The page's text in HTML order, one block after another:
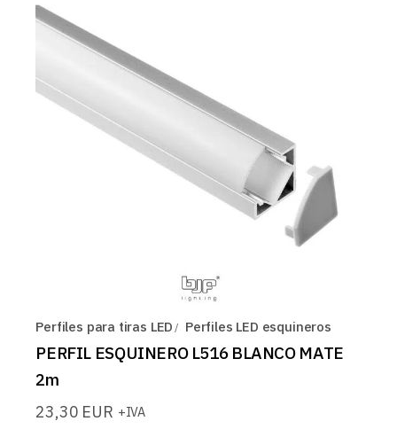
Perfiles para tiras LED Perfiles LED esquineros
PERFIL ESQUINERO L516 BLANCO MATE
2m
23,30 EUR +IVA